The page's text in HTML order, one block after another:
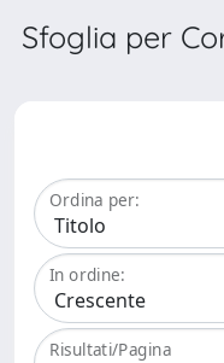
Sfoglia per
Ordina per:
In ordine:
Risultati/Pagina